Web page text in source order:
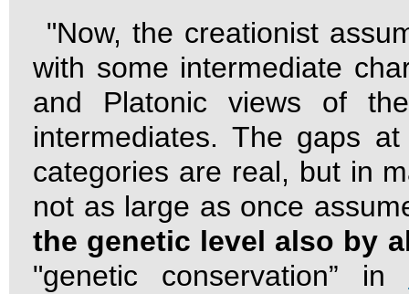
"Now, the creationist
with some intermediate
and Platonic views of
intermediates. The gaps
categories are real, but in
not as large as once
the genetic level also by
"genetic conservation” in